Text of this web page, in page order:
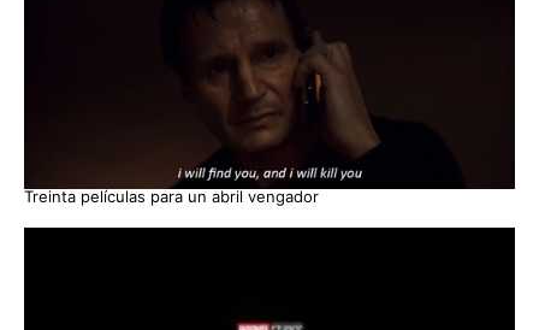
Treinta películas para un abril vengador